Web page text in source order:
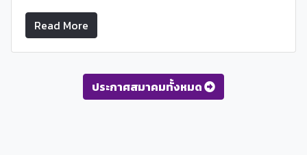
Read More
ประกาศสมาคมทั้งหมด